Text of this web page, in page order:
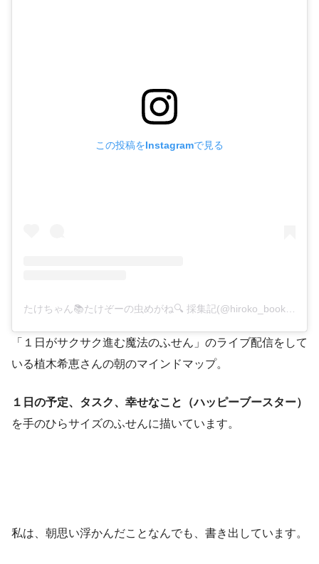
この投稿をInstagramで見る
「１日がサクサク進む魔法のふせん」のライブ配信をして
いる植木希恵さんの朝のマインドマップ。
１日の予定、タスク、幸せなこと（ハッピーブースター）
を手のひらサイズのふせんに描いています。
私は、朝思い浮かんだことなんでも、書き出しています。